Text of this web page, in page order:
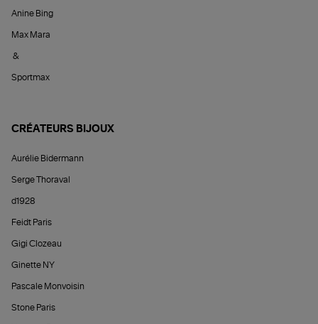
Anine Bing
Max Mara
&
Sportmax
CRÉATEURS BIJOUX
Aurélie Bidermann
Serge Thoraval
d1928
Feidt Paris
Gigi Clozeau
Ginette NY
Pascale Monvoisin
Stone Paris